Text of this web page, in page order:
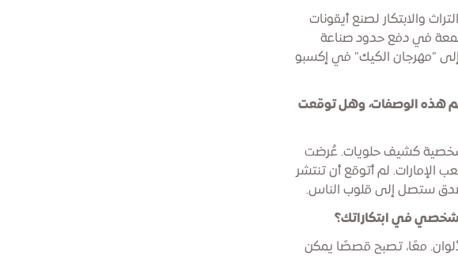
والابتكار لصنع أيقونات
في دفع حدود صناعة
إلى "مهرجان الكيك" في إكسبو
هذه الوصفات، وهل توقعت
كشيف حلويات. عُرضت
لم أتوقع أن تنتشر
ستصل إلى قلوب الناس.
في ابتكاراتك؟
معًا، تصبح قصصًا يمكن